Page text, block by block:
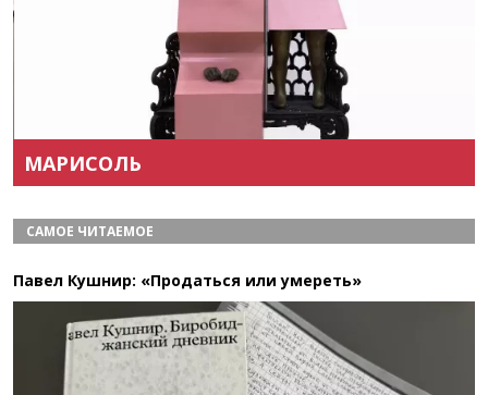
МАРИСОЛЬ
САМОЕ ЧИТАЕМОЕ
Павел Кушнир: «Продаться или умереть»